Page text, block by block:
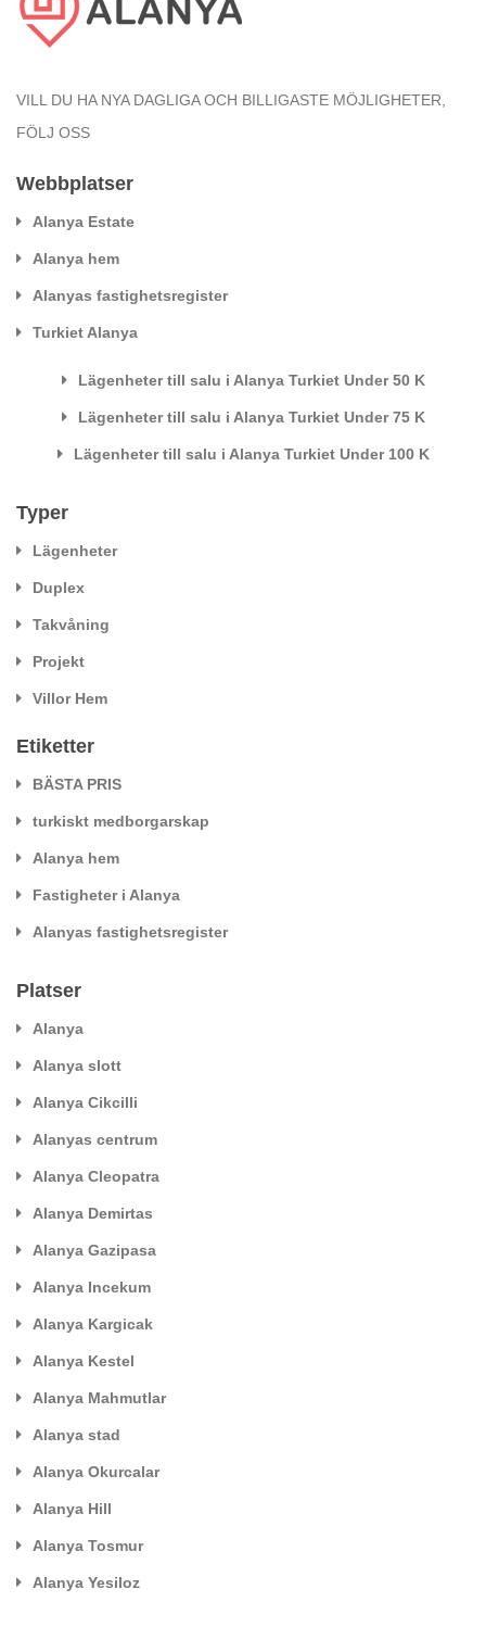
VILL DU HA NYA DAGLIGA OCH BILLIGASTE MÖJLIGHETER,
FÖLJ OSS
Webbplatser
Alanya Estate
Alanya hem
Alanyas fastighetsregister
Turkiet Alanya
Lägenheter till salu i Alanya Turkiet Under 50 K
Lägenheter till salu i Alanya Turkiet Under 75 K
Lägenheter till salu i Alanya Turkiet Under 100 K
Typer
Lägenheter
Duplex
Takvåning
Projekt
Villor Hem
Etiketter
BÄSTA PRIS
turkiskt medborgarskap
Alanya hem
Fastigheter i Alanya
Alanyas fastighetsregister
Platser
Alanya
Alanya slott
Alanya Cikcilli
Alanyas centrum
Alanya Cleopatra
Alanya Demirtas
Alanya Gazipasa
Alanya Incekum
Alanya Kargicak
Alanya Kestel
Alanya Mahmutlar
Alanya stad
Alanya Okurcalar
Alanya Hill
Alanya Tosmur
Alanya Yesiloz